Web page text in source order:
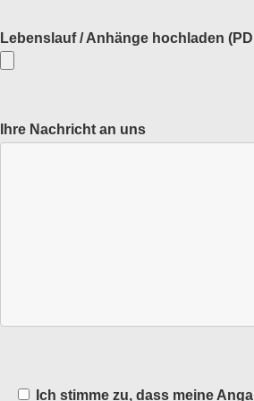
Lebenslauf / Anhänge hochladen
Ihre Nachricht an uns
Ich stimme zu, dass meine